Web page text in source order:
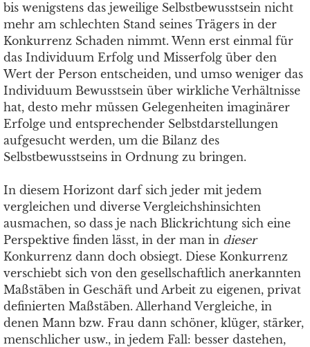
bis wenigstens das jeweilige Selbstbewusstsein nicht
mehr am schlechten Stand seines Trägers in der
Konkurrenz Schaden nimmt. Wenn erst einmal für
das Individuum Erfolg und Misserfolg über den
Wert der Person entscheiden, und umso weniger das
Individuum Bewusstsein über wirkliche Verhältnisse
hat, desto mehr müssen Gelegenheiten imaginärer
Erfolge und entsprechender Selbstdarstellungen
aufgesucht werden, um die Bilanz des
Selbstbewusstseins in Ordnung zu bringen.
In diesem Horizont darf sich jeder mit jedem
vergleichen und diverse Vergleichshinsichten
ausmachen, so dass je nach Blickrichtung sich eine
Perspektive finden lässt, in der man in dieser
Konkurrenz dann doch obsiegt. Diese Konkurrenz
verschiebt sich von den gesellschaftlich anerkannten
Maßstäben in Geschäft und Arbeit zu eigenen, privat
definierten Maßstäben. Allerhand Vergleiche, in
denen Mann bzw. Frau dann schöner, klüger, stärker,
menschlicher usw., in jedem Fall: besser dastehen,